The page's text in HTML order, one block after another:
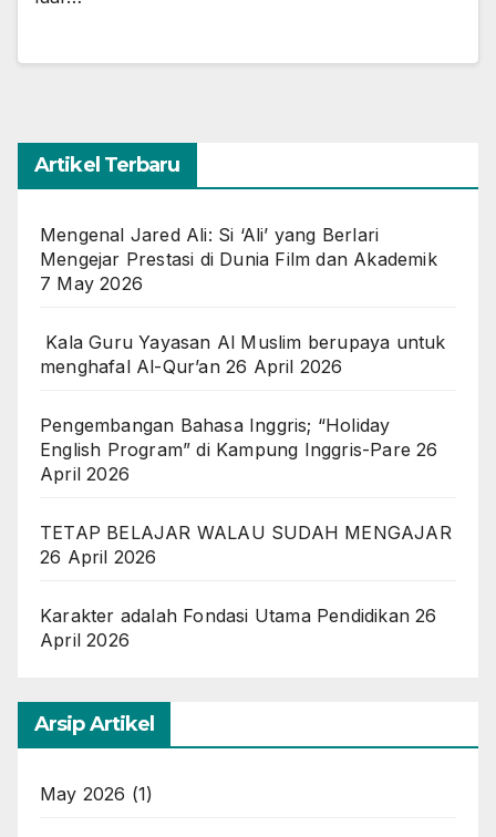
Artikel Terbaru
Mengenal Jared Ali: Si ‘Ali’ yang Berlari
Mengejar Prestasi di Dunia Film dan Akademik
7 May 2026
Kala Guru Yayasan Al Muslim berupaya untuk
menghafal Al-Qur’an 26 April 2026
Pengembangan Bahasa Inggris; “Holiday
English Program” di Kampung Inggris-Pare 26
April 2026
TETAP BELAJAR WALAU SUDAH MENGAJAR
26 April 2026
Karakter adalah Fondasi Utama Pendidikan 26
April 2026
Arsip Artikel
May 2026 (1)